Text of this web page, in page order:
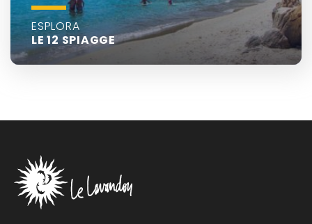
ESPLORA
LE 12 SPIAGGE